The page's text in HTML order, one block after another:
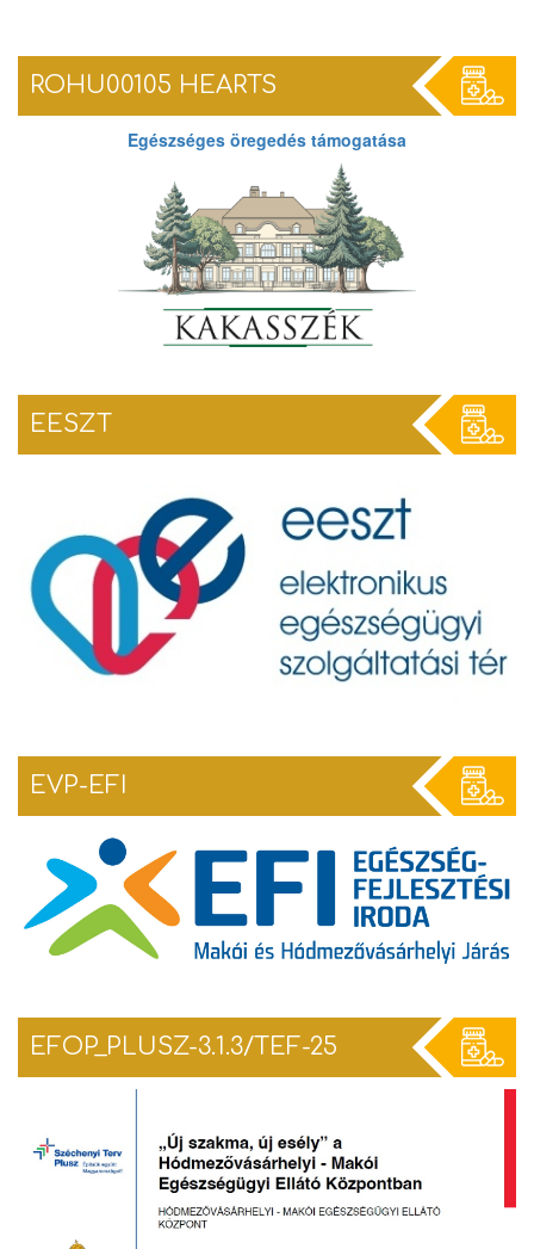
ROHU00105 HEARTS
Egészséges öregedés támogatása
EESZT
EVP-EFI
EFOP_PLUSZ-3.1.3/TEF-25